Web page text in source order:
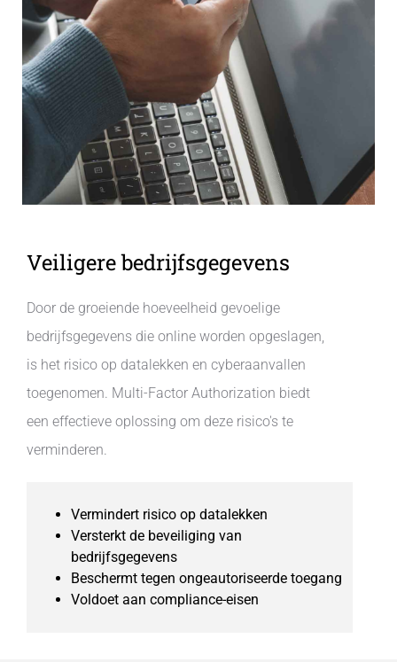
Veiligere bedrijfsgegevens
Door de groeiende hoeveelheid gevoelige
bedrijfsgegevens die online worden opgeslagen,
is het risico op datalekken en cyberaanvallen
toegenomen. Multi-Factor Authorization biedt
een effectieve oplossing om deze risico's te
verminderen.
Vermindert risico op datalekken
Versterkt de beveiliging van
bedrijfsgegevens
Beschermt tegen ongeautoriseerde toegang
Voldoet aan compliance-eisen